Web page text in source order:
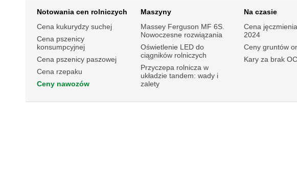
Notowania cen rolniczych
Cena kukurydzy suchej
Cena pszenicy
konsumpcyjnej
Cena pszenicy paszowej
Cena rzepaku
Ceny nawozów
Maszyny
Massey Ferguson MF 6S.
Nowoczesne rozwiązania
Oświetlenie LED do
ciągników rolniczych
Przyczepa rolnicza w
układzie tandem: wady i
zalety
Na czasie
Cena
2024
Ceny gruntów
Kary za brak OC